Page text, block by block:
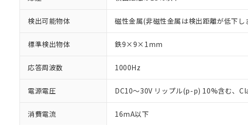
検出可能物体 磁性金属(非磁性金属は検出距離が低下し
標準検出物体 鉄9×9×1mm
応答周波数 1000Hz
電源電圧 DC10～30V リップル(p-p) 10%含む、
消費電流 16mA以下